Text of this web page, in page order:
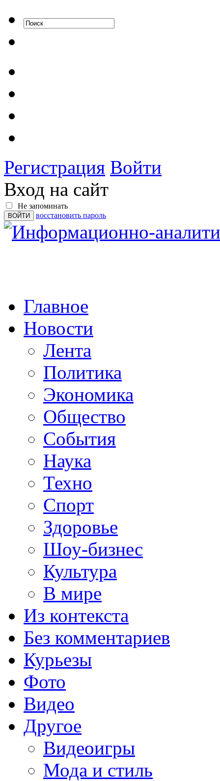
Регистрация Войти
Вход на сайт
Не запоминать
восстановить пароль
Главное
Новости
Лента
Политика
Экономика
Общество
События
Наука
Техно
Спорт
Здоровье
Шоу-бизнес
Культура
В мире
Из контекста
Без комментариев
Курьезы
Фото
Видео
Другое
Видеоигры
Мода и стиль